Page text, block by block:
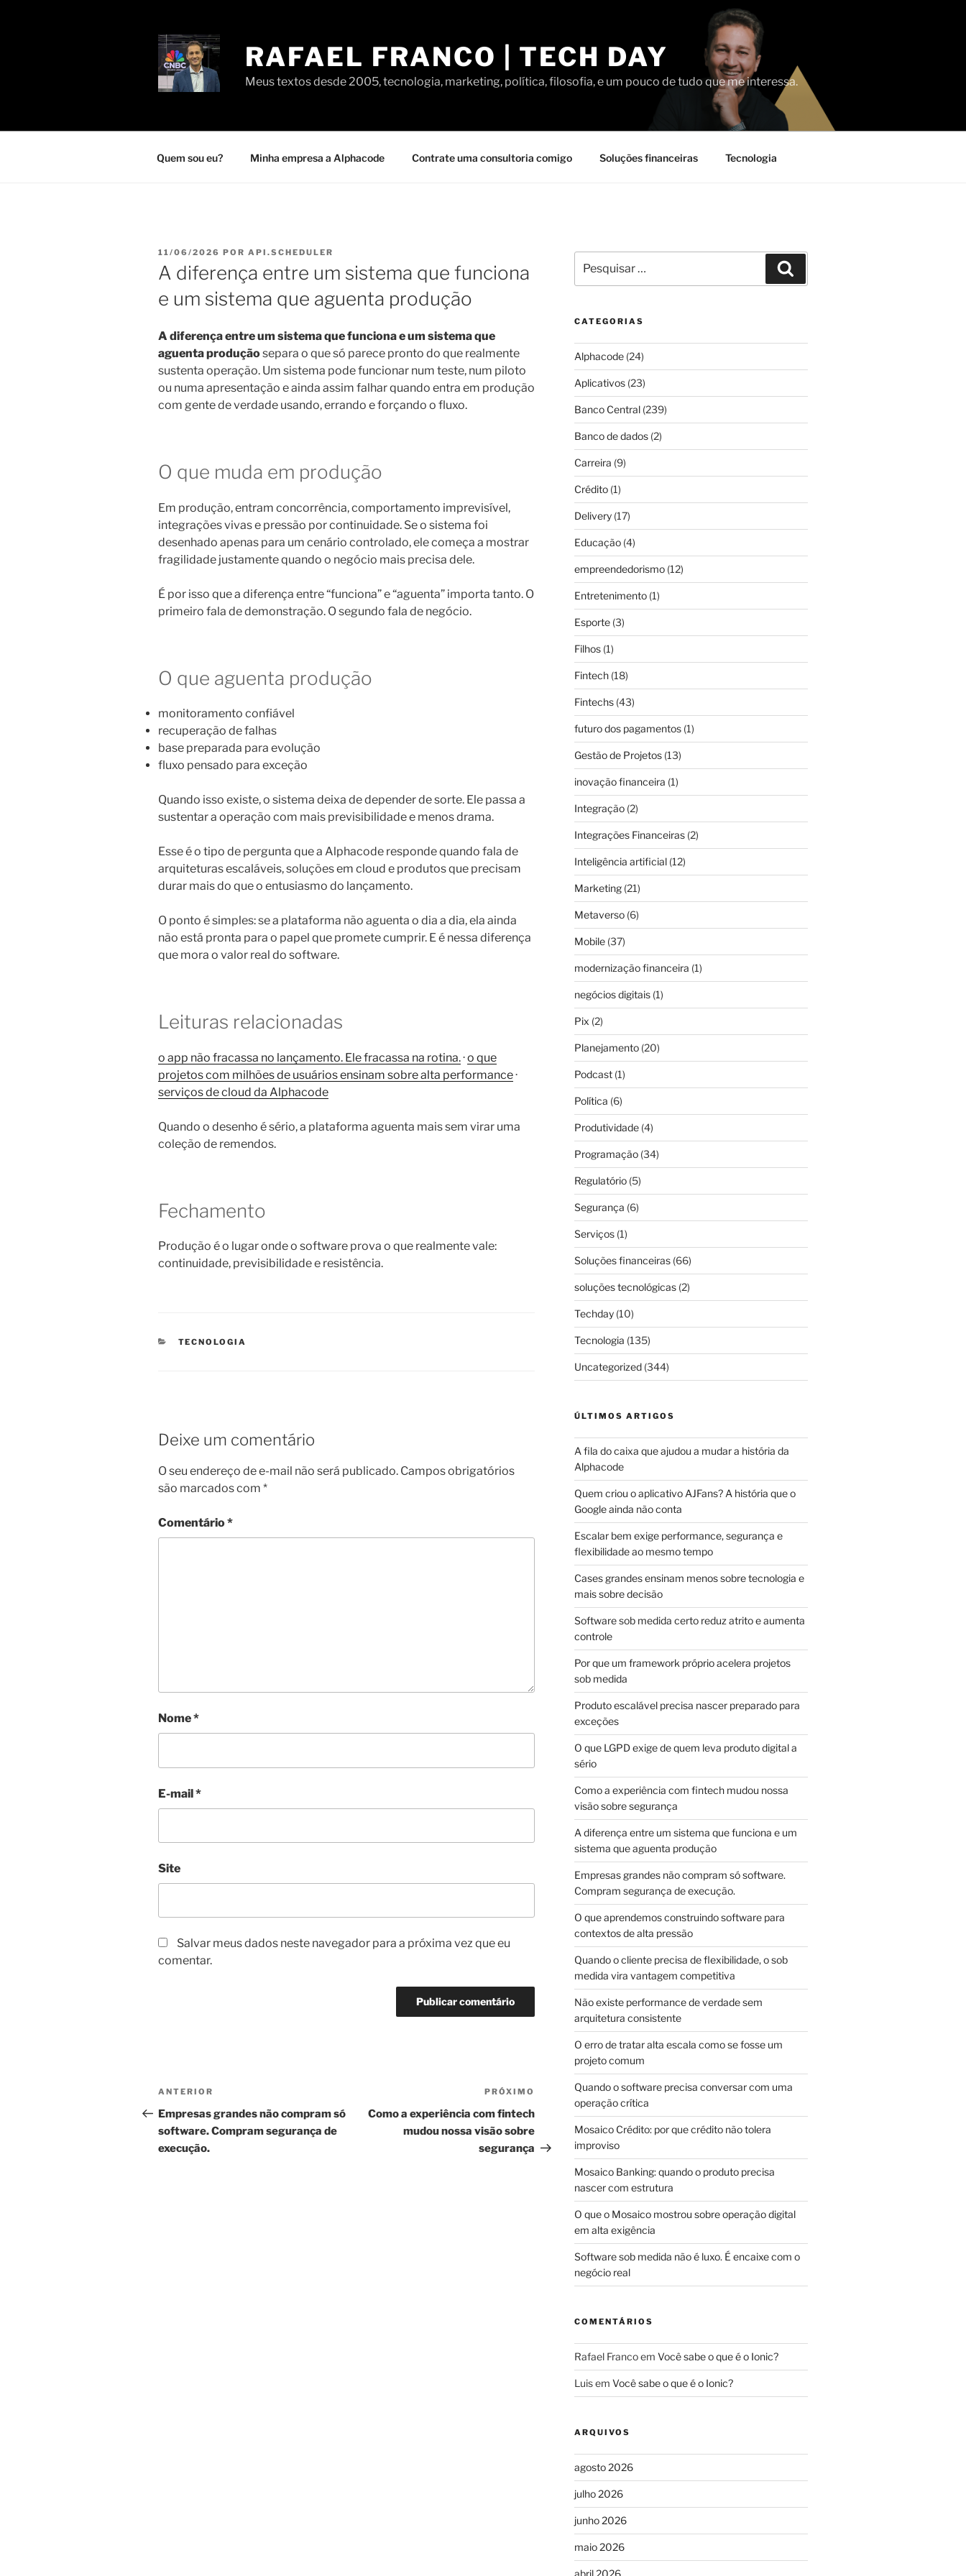
RAFAEL FRANCO | TECH DAY
Meus textos desde 2005, tecnologia, marketing, política, filosofia, e um pouco de tudo que me interessa.
Quem sou eu? Minha empresa a Alphacode Contrate uma consultoria comigo Soluções financeiras Tecnologia
PUBLICADO
EM
11/06/2026 POR API.SCHEDULER
A diferença entre um sistema que funciona
e um sistema que aguenta produção
A diferença entre um sistema que funciona e um sistema que
aguenta produçãosepara o que só parece pronto do que realmente
sustenta operação. Um sistema pode funcionar num teste, num piloto
ou numa apresentação e ainda assim falhar quando entra em produção
com gente de verdade usando, errando e forçando o fluxo.
O que muda em produção
Em produção, entram concorrência, comportamento imprevisível,
integrações vivas e pressão por continuidade. Se o sistema foi
desenhado apenas para um cenário controlado, ele começa a mostrar
fragilidade justamente quando o negócio mais precisa dele.
É por isso que a diferença entre “funciona” e “aguenta” importa tanto. O
primeiro fala de demonstração. O segundo fala de negócio.
O que aguenta produção
monitoramento confiável
recuperação de falhas
base preparada para evolução
fluxo pensado para exceção
Quando isso existe, o sistema deixa de depender de sorte. Ele passa a
sustentar a operação com mais previsibilidade e menos drama.
Esse é o tipo de pergunta que a Alphacode responde quando fala de
arquiteturas escaláveis, soluções em cloud e produtos que precisam
durar mais do que o entusiasmo do lançamento.
O ponto é simples: se a plataforma não aguenta o dia a dia, ela ainda
não está pronta para o papel que promete cumprir. E é nessa diferença
que mora o valor real do software.
Leituras relacionadas
o app não fracassa no lançamento. Ele fracassa na rotina.·o que
projetos com milhões de usuários ensinam sobre alta performance·
serviços de cloud da Alphacode
Quando o desenho é sério, a plataforma aguenta mais sem virar uma
coleção de remendos.
Fechamento
Produção é o lugar onde o software prova o que realmente vale:
continuidade, previsibilidade e resistência.
CATEGORIAS
TECNOLOGIA
Deixe um comentário
O seu endereço de e-mail não será publicado. Campos obrigatórios
são marcados com *
Comentário*
Nome*
E-mail*
Site
Salvar meus dados neste navegador para a próxima vez que eu
comentar.
Navegação
de
Post
Post
anterior
ANTERIOR
Empresas grandes não compram só
software. Compram segurança de
execução.
Próximo
post
PRÓXIMO
Como a experiência com fintech
mudou nossa visão sobre
segurança
por:
CATEGORIAS
Alphacode(24)
Aplicativos(23)
Banco Central(239)
Banco de dados(2)
Carreira (9)
Crédito(1)
Delivery(17)
Educação(4)
empreendedorismo(12)
Entretenimento(1)
Esporte(3)
Filhos(1)
Fintech(18)
Fintechs(43)
futuro dos pagamentos(1)
Gestão de Projetos(13)
inovação financeira (1)
Integração(2)
Integrações Financeiras(2)
Inteligência artificial(12)
Marketing(21)
Metaverso(6)
Mobile(37)
modernização financeira (1)
negócios digitais(1)
Pix (2)
Planejamento(20)
Podcast(1)
Política (6)
Produtividade(4)
Programação(34)
Regulatório(5)
Segurança (6)
Serviços(1)
Soluções financeiras(66)
soluções tecnológicas(2)
Techday(10)
Tecnologia (135)
Uncategorized(344)
ÚLTIMOS ARTIGOS
A fila do caixa que ajudou a mudar a história da
Alphacode
Quem criou o aplicativo AJFans? A história que o
Google ainda não conta
Escalar bem exige performance, segurança e
flexibilidade ao mesmo tempo
Cases grandes ensinam menos sobre tecnologia e
mais sobre decisão
Software sob medida certo reduz atrito e aumenta
controle
Por que um framework próprio acelera projetos
sob medida
Produto escalável precisa nascer preparado para
exceções
O que LGPD exige de quem leva produto digital a
sério
Como a experiência com fintech mudou nossa
visão sobre segurança
A diferença entre um sistema que funciona e um
sistema que aguenta produção
Empresas grandes não compram só software.
Compram segurança de execução.
O que aprendemos construindo software para
contextos de alta pressão
Quando o cliente precisa de flexibilidade, o sob
medida vira vantagem competitiva
Não existe performance de verdade sem
arquitetura consistente
O erro de tratar alta escala como se fosse um
projeto comum
Quando o software precisa conversar com uma
operação crítica
Mosaico Crédito: por que crédito não tolera
improviso
Mosaico Banking: quando o produto precisa
nascer com estrutura
O que o Mosaico mostrou sobre operação digital
em alta exigência
Software sob medida não é luxo. É encaixe com o
negócio real
COMENTÁRIOS
Rafael Francoem Você sabe o que é o Ionic?
Luisem Você sabe o que é o Ionic?
ARQUIVOS
agosto 2026
julho 2026
junho 2026
maio 2026